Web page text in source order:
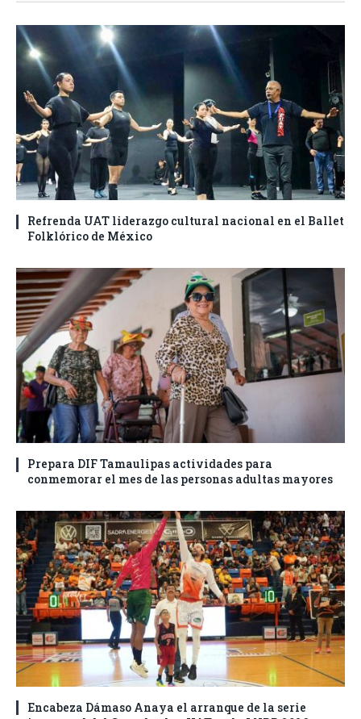
Refrenda UAT liderazgo cultural nacional en el Ballet
Folklórico de México
Prepara DIF Tamaulipas actividades para
conmemorar el mes de las personas adultas mayores
Encabeza Dámaso Anaya el arranque de la serie